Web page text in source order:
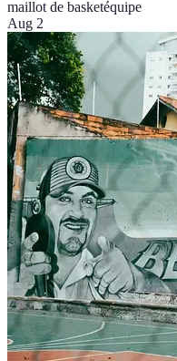
maillot de basketéquipe
Aug 2